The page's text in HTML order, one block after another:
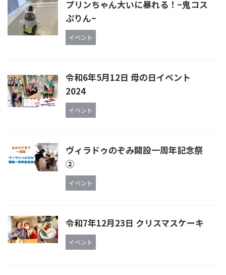
プリンちゃん大いに暴れる！~鬼コス
ぷりん~
イベント
令和6年5月12日 母の日イベント
2024
イベント
ヴィラドゥのぞみ開設一周年記念祭
②
イベント
令和7年12月23日 クリスマスケーキ
イベント